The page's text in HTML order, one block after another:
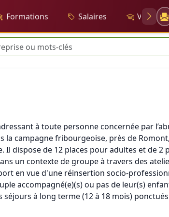
Formations Salaires VAE
à toute personne concernée par
la campagne fribourgeoise, près de
Il dispose de 12 places pour adultes et de 2
un contexte de groupe à travers des
en vue d'une réinsertion socio-
accompagné(e)(s) ou pas de leur(s)
à long terme (12 à 18 mois)